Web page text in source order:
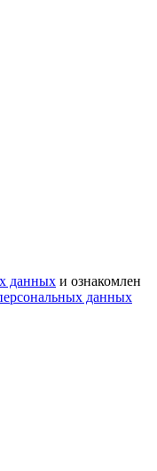
данных и ознакомлен
данных